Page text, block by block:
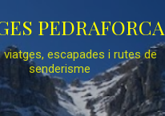
al contingut principal
PEDRAFORCA
viatges, escapades i rutes de
senderisme